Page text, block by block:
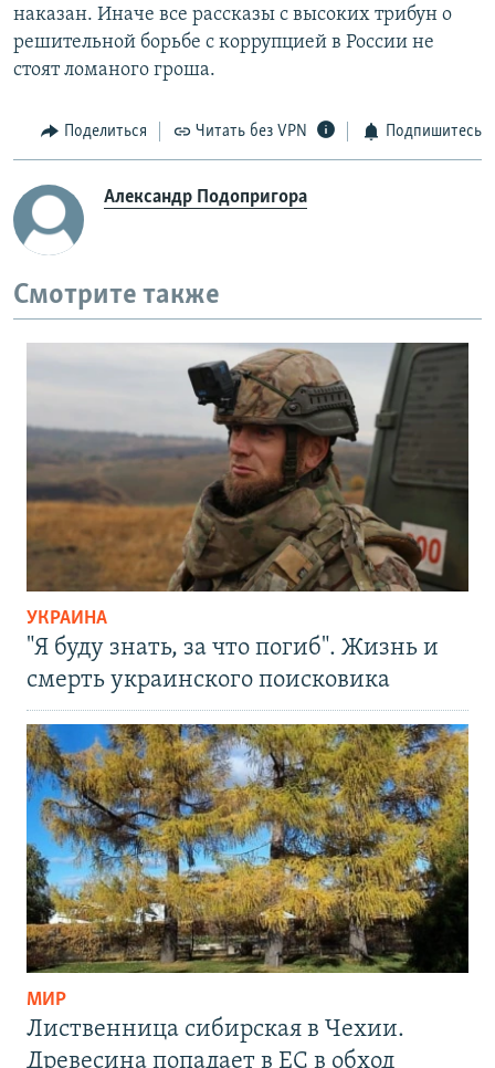
наказан. Иначе все рассказы с высоких трибун о
решительной борьбе с коррупцией в России не
стоят ломаного гроша.
Поделиться Читать без VPN Подпишитесь
Александр Подопригора
Смотрите также
УКРАИНА
"Я буду знать, за что погиб". Жизнь и
смерть украинского поисковика
МИР
Лиственница сибирская в Чехии.
Древесина попадает в ЕС в обход